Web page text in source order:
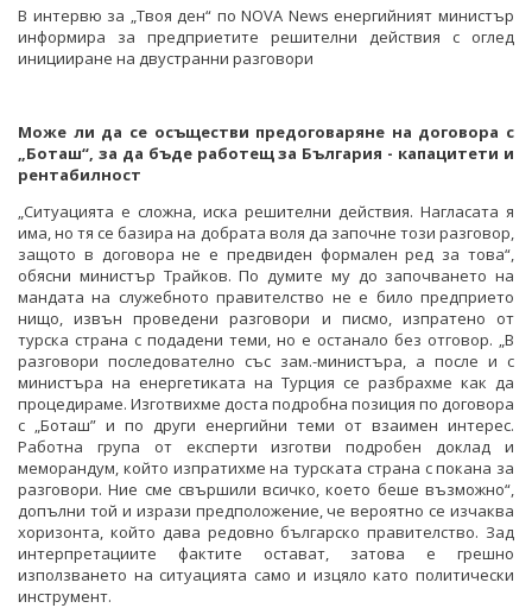
В интервю за „Твоя ден“ по NOVA News енергийният министър
информира за предприетите решителни действия с оглед
иницииране на двустранни разговори
Може ли да се осъществи предоговаряне на договора с
„Боташ“, за да бъде работещ за България - капацитети и
рентабилност
„Ситуацията е сложна, иска решителни действия. Нагласата я
има, но тя се базира на добрата воля да започне този разговор,
защото в договора не е предвиден формален ред за това“,
обясни министър Трайков. По думите му до започването на
мандата на служебното правителство не е било предприето
нищо, извън проведени разговори и писмо, изпратено от
турска страна с подадени теми, но е останало без отговор. „В
разговори последователно със зам.-министъра, а после и с
министъра на енергетиката на Турция се разбрахме как да
процедираме. Изготвихме доста подробна позиция по договора
с „Боташ” и по други енергийни теми от взаимен интерес.
Работна група от експерти изготви подробен доклад и
меморандум, който изпратихме на турската страна с покана за
разговори. Ние сме свършили всичко, което беше възможно“,
допълни той и изрази предположение, че вероятно се изчаква
хоризонта, който дава редовно българско правителство. Зад
интерпретациите фактите остават, затова е грешно
използването на ситуацията само и изцяло като политически
инструмент.